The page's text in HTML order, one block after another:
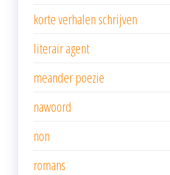
korte verhalen schrijven
literair agent
meander poezie
nawoord
non
romans